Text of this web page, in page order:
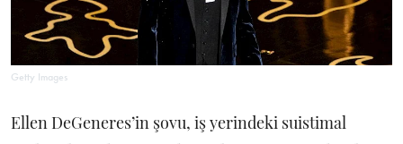
Getty Images
Ellen DeGeneres’in şovu, iş yerindeki suistimal